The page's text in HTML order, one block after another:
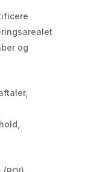
og